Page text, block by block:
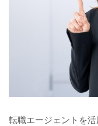
転職エージェントを活